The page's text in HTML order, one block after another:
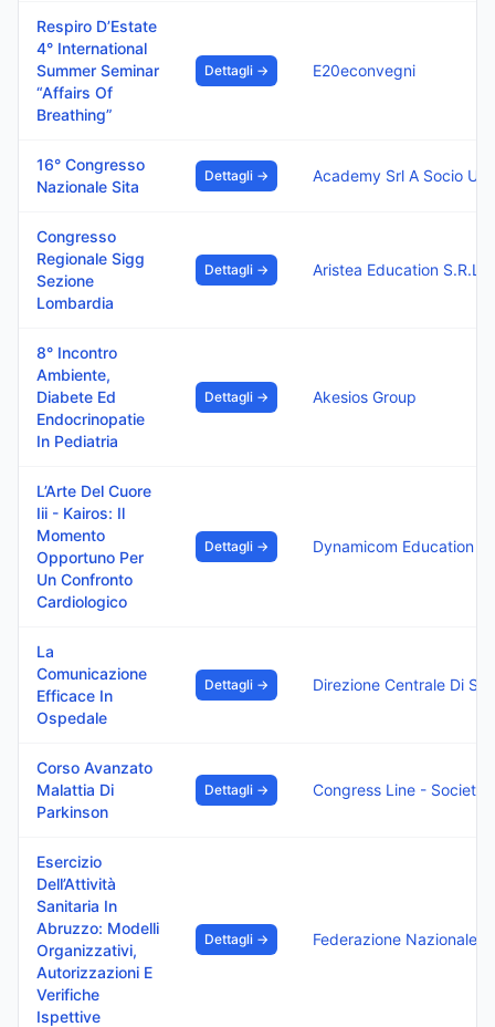
Respiro D’Estate
4° International
Summer Seminar
“Affairs Of
Breathing”
Dettagli → E20econvegni
16° Congresso
Nazionale Sita
Dettagli →
Congresso
Regionale Sigg
Sezione
Lombardia
Dettagli → Aristea Education S.R.L.
8° Incontro
Ambiente,
Diabete Ed
Endocrinopatie
In Pediatria
Dettagli → Akesios Group
L’Arte Del Cuore
Iii - Kairos: Il
Momento
Opportuno Per
Un Confronto
Cardiologico
Dettagli → Dynamicom Education
La
Comunicazione
Efficace In
Ospedale
Dettagli →
Corso Avanzato
Malattia Di
Parkinson
Dettagli →
Esercizio
Dell’Attività
Sanitaria In
Abruzzo: Modelli
Organizzativi,
Autorizzazioni E
Verifiche
Ispettive
Dettagli →